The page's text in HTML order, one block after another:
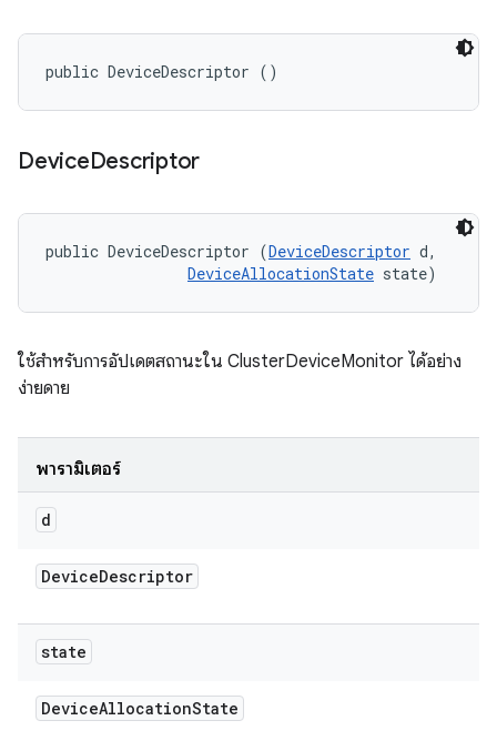
public DeviceDescriptor ()
DeviceDescriptor
public DeviceDescriptor (DeviceDescriptor d,
DeviceAllocationState state)
ใช้สำหรับการอัปเดตสถานะใน ClusterDeviceMonitor ได้อย่าง
ง่ายดาย
พารามิเตอร์
d
DeviceDescriptor
state
DeviceAllocationState